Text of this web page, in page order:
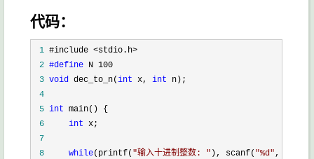
代码：
1
2 #define
3 void dec_to_n(int x, int
4
5 int
6
int
7
8
while(printf( "输入十进制整数: " ), scanf( "%d", &x) !=